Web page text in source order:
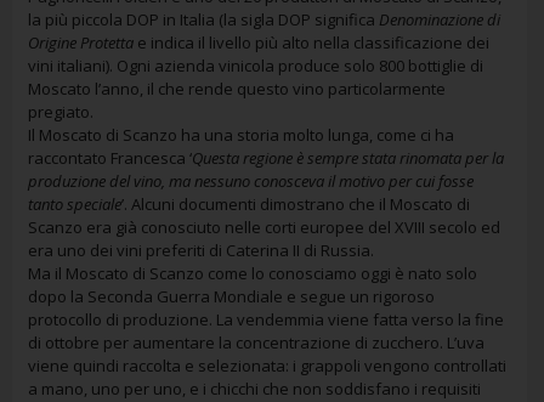
la più piccola DOP in Italia (la sigla DOP significa Denominazione di
Origine Protetta e indica il livello più alto nella classificazione dei
vini italiani). Ogni azienda vinicola produce solo 800 bottiglie di
Moscato l’anno, il che rende questo vino particolarmente
pregiato.
Il Moscato di Scanzo ha una storia molto lunga, come ci ha
raccontato Francesca ‘Questa regione è sempre stata rinomata per la
produzione del vino, ma nessuno conosceva il motivo per cui fosse
tanto speciale’. Alcuni documenti dimostrano che il Moscato di
Scanzo era già conosciuto nelle corti europee del XVIII secolo ed
era uno dei vini preferiti di Caterina II di Russia.
Ma il Moscato di Scanzo come lo conosciamo oggi è nato solo
dopo la Seconda Guerra Mondiale e segue un rigoroso
protocollo di produzione. La vendemmia viene fatta verso la fine
di ottobre per aumentare la concentrazione di zucchero. L’uva
viene quindi raccolta e selezionata: i grappoli vengono controllati
a mano, uno per uno, e i chicchi che non soddisfano i requisiti